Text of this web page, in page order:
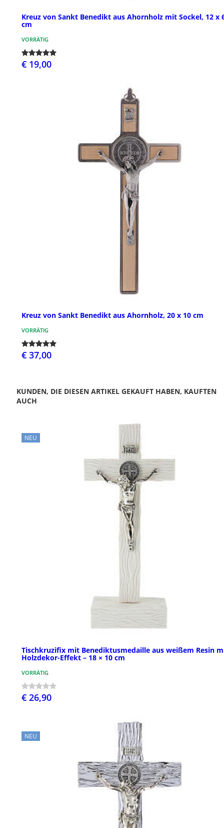
Kreuz von Sankt Benedikt aus Ahornholz mit Sockel, 12 x
cm
VORRÄTIG
€ 19,00
Kreuz von Sankt Benedikt aus Ahornholz, 20 x 10 cm
VORRÄTIG
€ 37,00
KUNDEN, DIE DIESEN ARTIKEL GEKAUFT HABEN, KAUFTEN
AUCH
NEU
Tischkruzifix mit Benediktusmedaille aus weißem Resin
Holzdekor-Effekt – 18 × 10 cm
VORRÄTIG
€ 26,90
NEU